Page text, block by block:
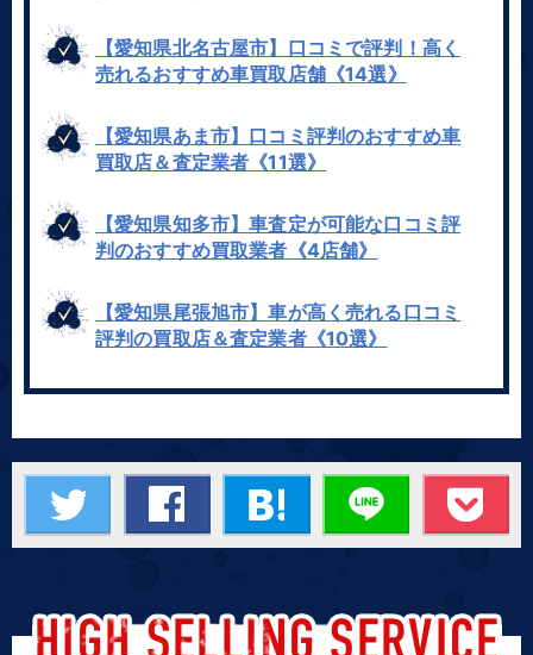
【愛知県北名古屋市】口コミで評判！高く
売れるおすすめ車買取店舗《14選》
【愛知県あま市】口コミ評判のおすすめ車
買取店＆査定業者《11選》
【愛知県知多市】車査定が可能な口コミ評
判のおすすめ買取業者《4店舗》
【愛知県尾張旭市】車が高く売れる口コミ
評判の買取店＆査定業者《10選》